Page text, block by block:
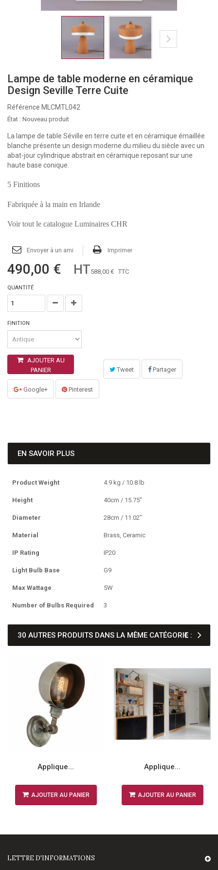
Lampe de table moderne en céramique
Design Seville Terre Cuite
Référence MLCMTL042
État : Nouveau produit
La lampe de table Séville en terre cuite et en céramique émaillée
blanche présente un design moderne du milieu du siècle avec un
abat-jour cylindrique abstrait en céramique reposant sur une
haute base conique.
5 Finitions
Fabriquée à la main en Irlande
Voir tout le catalogue Luminaires CHR
Envoyer à un ami Imprimer
490,00 € HT588,00 € TTC
QUANTITÉ
FINITION
AJOUTER AU
PANIER
Tweet Partager
Google+ Pinterest
EN SAVOIR PLUS
Product Weight 4.9 kg / 10.8 lb
Height 40cm / 15.75"
Diameter 28cm / 11.02"
Material Brass, Ceramic
IP Rating IP20
Light Bulb Base G9
Max Wattage 5W
Number of Bulbs Required 3
30 AUTRES PRODUITS DANS LA MÊME CATÉGORIE :
Applique...
AJOUTER AU PANIER
Applique...
AJOUTER AU PANIER
LETTRE D'INFORMATIONS